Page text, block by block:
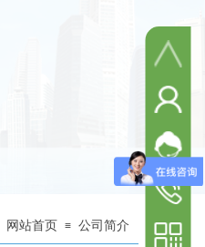
网站首页 ≡ 公司简介
欧钜
欧钜
欧钜
固话总机
手机热线